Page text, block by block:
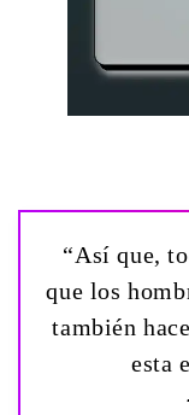
“Así que,
que los
también
esta